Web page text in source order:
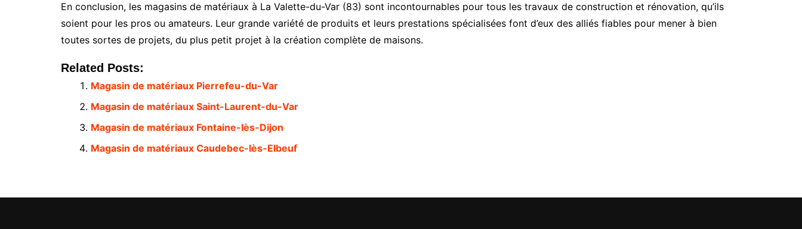
En conclusion, les magasins de matériaux à La Valette-du-Var (83) sont incontournables pour tous les travaux de construction et rénovation, qu’ils
soient pour les pros ou amateurs. Leur grande variété de produits et leurs prestations spécialisées font d’eux des alliés fiables pour mener à bien
toutes sortes de projets, du plus petit projet à la création complète de maisons.
Related Posts:
Magasin de matériaux Pierrefeu-du-Var
Magasin de matériaux Saint-Laurent-du-Var
Magasin de matériaux Fontaine-lès-Dijon
Magasin de matériaux Caudebec-lès-Elbeuf